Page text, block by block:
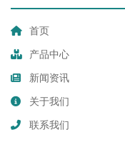
首页
产品中心
新闻资讯
关于我们
联系我们